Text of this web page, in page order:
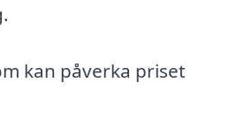
kan påverka priset